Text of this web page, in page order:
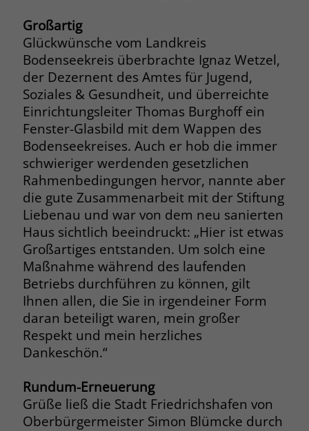
Großartig
Glückwünsche vom Landkreis
Bodenseekreis überbrachte Ignaz Wetzel,
der Dezernent des Amtes für Jugend,
Soziales & Gesundheit, und überreichte
Einrichtungsleiter Thomas Burghoff ein
Fenster-Glasbild mit dem Wappen des
Bodenseekreises. Auch er hob die immer
schwieriger werdenden gesetzlichen
Rahmenbedingungen hervor, nannte aber
die gute Zusammenarbeit mit der Stiftung
Liebenau und war von dem neu sanierten
Haus sichtlich beeindruckt: „Hier ist etwas
Großartiges entstanden. Um solch eine
Maßnahme während des laufenden
Betriebs durchführen zu können, gilt
Ihnen allen, die Sie in irgendeiner Form
daran beteiligt waren, mein großer
Respekt und mein herzliches
Dankeschön.“
Rundum-Erneuerung
Grüße ließ die Stadt Friedrichshafen von
Oberbürgermeister Simon Blümcke durch